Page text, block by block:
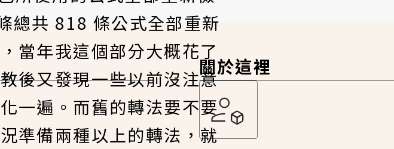
關於這裡
總共 818 條公式全部重新
當年我這個部分大概花了
後又發現一些以前沒注意
一遍。而舊的轉法要不要
準備兩種以上的轉法，就